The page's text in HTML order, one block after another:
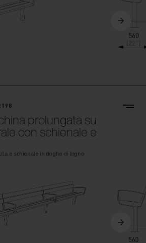
prolungata su
con schienale e
e schienale in doghe di legno